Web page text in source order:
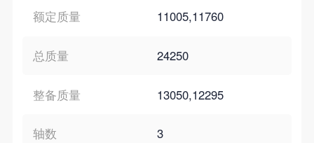
额定质量 11005,11760
总质量 24250
整备质量 13050,12295
轴数 3